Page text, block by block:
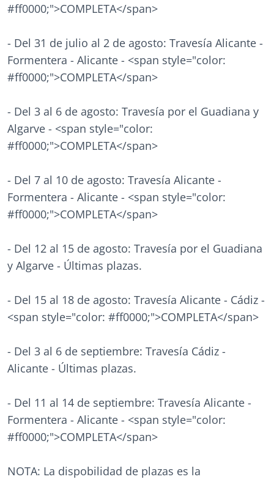
#ff0000;">COMPLETA</span>
- Del 31 de julio al 2 de agosto: Travesía Alicante -
Formentera - Alicante - <span style="color:
#ff0000;">COMPLETA</span>
- Del 3 al 6 de agosto: Travesía por el Guadiana y
Algarve - <span style="color:
#ff0000;">COMPLETA</span>
- Del 7 al 10 de agosto: Travesía Alicante -
Formentera - Alicante - <span style="color:
#ff0000;">COMPLETA</span>
- Del 12 al 15 de agosto: Travesía por el Guadiana
y Algarve - Últimas plazas.
- Del 15 al 18 de agosto: Travesía Alicante - Cádiz -
<span style="color: #ff0000;">COMPLETA</span>
- Del 3 al 6 de septiembre: Travesía Cádiz -
Alicante - Últimas plazas.
- Del 11 al 14 de septiembre: Travesía Alicante -
Formentera - Alicante - <span style="color:
#ff0000;">COMPLETA</span>
NOTA: La dispobilidad de plazas es la